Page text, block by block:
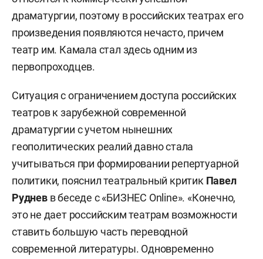
драматургии, поэтому в российских театрах его
произведения появляются нечасто, причем
театр им. Камала стал здесь одним из
первопроходцев.
Ситуация с ограничением доступа российских
театров к зарубежной современной
драматургии с учетом нынешних
геополитических реалий давно стала
учитываться при формировании репертуарной
политики, пояснил театральный критик Павел
Руднев в беседе с «БИЗНЕС Online». «Конечно,
это не дает российским театрам возможности
ставить большую часть переводной
современной литературы. Одновременно